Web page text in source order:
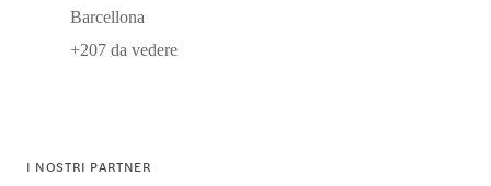
Barcellona
+207 da vedere
I NOSTRI PARTNER